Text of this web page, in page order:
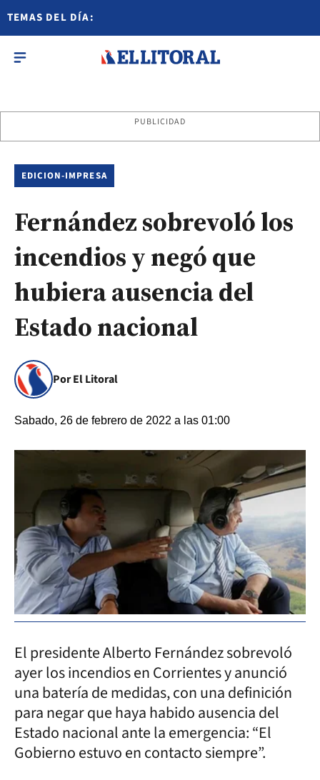
TEMAS DEL DÍA:
PUBLICIDAD
EDICION-IMPRESA
Fernández sobrevoló los
incendios y negó que
hubiera ausencia del
Estado nacional
Por El Litoral
Sabado, 26 de febrero de 2022 a las 01:00
El presidente Alberto Fernández sobrevoló
ayer los incendios en Corrientes y anunció
una batería de medidas, con una definición
para negar que haya habido ausencia del
Estado nacional ante la emergencia: “El
Gobierno estuvo en contacto siempre”.